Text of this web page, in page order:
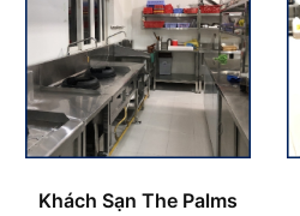
Khách Sạn The Palms